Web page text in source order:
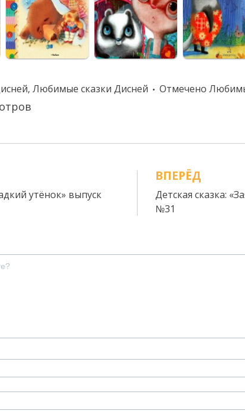
, Любимые сказки Дисней Отмечено
утёнок» выпуск
ВПЕРЁД
Детская сказка:
№31